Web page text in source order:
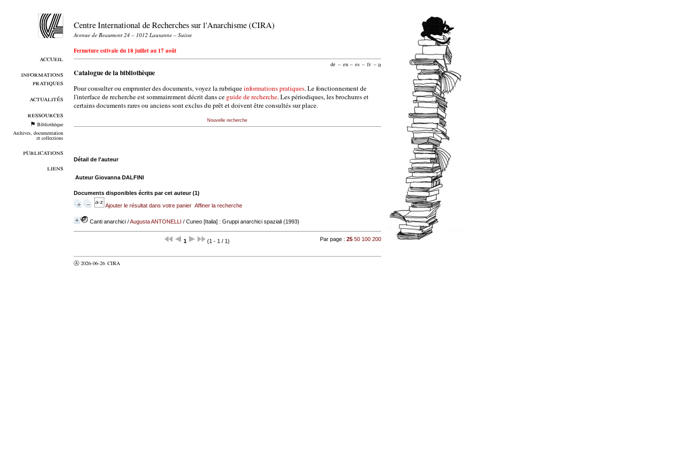
accueil
informations
pratiques
actualités
ressources
Bibliothèque
Archives, documentation
et collections
publications
liens
Centre International de Recherches sur l'Anarchisme (CIRA)
Avenue de Beaumont 24 – 1012 Lausanne – Suisse
Fermeture estivale du 18 juillet au 17 août
de – en – es – fr – it
Catalogue de la bibliothèque
Pour consulter ou emprunter des documents, voyez la rubriqueinformations pratiques. Le fonctionnement de
l'interface de recherche est sommairement décrit dans ce guide de recherche. Les périodiques, les brochures et
certains documents rares ou anciens sont exclus du prêt et doivent être consultés sur place.
Nouvelle recherche
Détail de l'auteur
Auteur Giovanna DALFINI
Documents disponibles écrits par cet auteur (1)
Ajouter le résultat dans votre panier Affiner la recherche
Canti anarchici/Augusta ANTONELLI / Cuneo [Italia] : Gruppi anarchici spaziali (1993)
1 (1 - 1 / 1) Par page :25 50 100 200
Ⓐ 2026-06-26 CIRA